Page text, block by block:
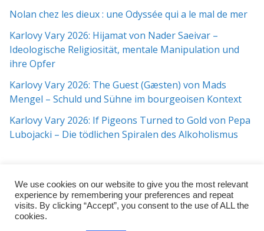
Nolan chez les dieux : une Odyssée qui a le mal de mer
Karlovy Vary 2026: Hijamat von Nader Saeivar​​ –
Ideologische Religiosität, mentale Manipulation und
ihre Opfer
Karlovy Vary 2026: The Guest (Gæsten) von Mads
Mengel – Schuld und Sühne im bourgeoisen Kontext
Karlovy Vary 2026: If Pigeons Turned to Gold von Pepa
Lubojacki – Die tödlichen Spiralen des Alkoholismus
We use cookies on our website to give you the most relevant
experience by remembering your preferences and repeat
visits. By clicking “Accept”, you consent to the use of ALL the
cookies.